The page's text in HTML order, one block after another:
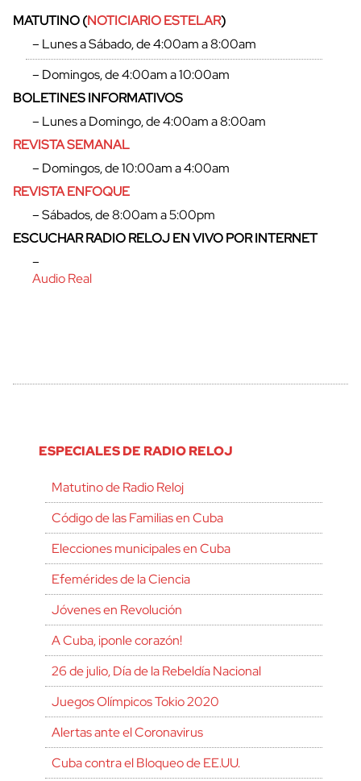
cerrar
MATUTINO (NOTICIARIO ESTELAR)
– Lunes a Sábado, de 4:00am a 8:00am
– Domingos, de 4:00am a 10:00am
BOLETINES INFORMATIVOS
– Lunes a Domingo, de 4:00am a 8:00am
REVISTA SEMANAL
– Domingos, de 10:00am a 4:00am
REVISTA ENFOQUE
– Sábados, de 8:00am a 5:00pm
ESCUCHAR RADIO RELOJ EN VIVO POR INTERNET
–
Audio Real
ESPECIALES DE RADIO RELOJ
Matutino de Radio Reloj
Código de las Familias en Cuba
Elecciones municipales en Cuba
Efemérides de la Ciencia
Jóvenes en Revolución
A Cuba, ¡ponle corazón!
26 de julio, Día de la Rebeldía Nacional
Juegos Olímpicos Tokio 2020
Alertas ante el Coronavirus
Cuba contra el Bloqueo de EE.UU.